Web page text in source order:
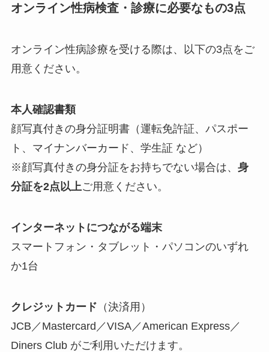
オンライン性病検査・診療に必要なもの3点
オンライン性病診療を受ける際は、以下の3点をご
用意ください。
本人確認書類
顔写真付きの身分証明書（運転免許証、パスポー
ト、マイナンバーカード、学生証 など）
※顔写真付きの身分証をお持ちでない場合は、 身
分証を2点以上ご用意ください。
インターネットにつながる端末
スマートフォン・タブレット・パソコンのいずれ
か1台
クレジットカード （決済用）
JCB／Mastercard／VISA／American Express／
Diners Club がご利用いただけます。